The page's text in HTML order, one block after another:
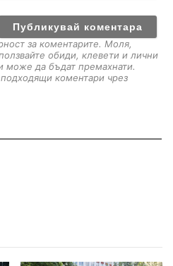
за коментарите. Моля,
обиди, клевети и лични
може да бъдат премахнати.
коментари чрез